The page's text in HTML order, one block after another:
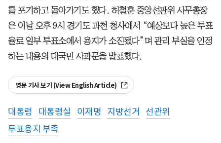
를 포기하고 돌아가기도 했다. 허철훈 중앙선관위 사무총장
은 이날 오후 9시 경기도 과천 청사에서 “예상보다 높은 투표
율로 일부 투표소에서 용지가 소진됐다”며 관리 부실을 인정
하는 내용의 대국민 사과문을 발표했다.
영문 기사 보기 (View English Article)
대통령 대통령실 이재명 지방선거
선관위
투표용지 부족